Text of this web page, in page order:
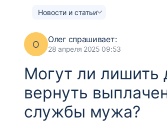
Новости и статьи
О Олег спрашивает:
28 апреля 2025 09:53
Могут ли лишить
вернуть
службы мужа?